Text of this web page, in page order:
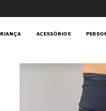
ACESSÓRIOS